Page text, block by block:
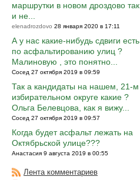
маршрутки в новом дроздово так
и не...
elenadrozdovo 28 января 2020 в 17:11
А у нас какие-нибудь сдвиги есть
по асфальтированию улиц ?
Малиновую , это понятно...
Сосед 27 октября 2019 в 09:59
Так а кандидаты на нашем, 21-м
избирательном округе какие ?
Ольга Белевцова, как я вижу...
Сосед 27 октября 2019 в 09:57
Когда будет асфальт лежать на
Октябрьской улице???
Анастасия 9 августа 2019 в 00:55
Лента комментариев